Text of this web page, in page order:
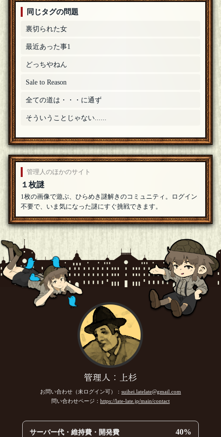
たいのです('ω')ノ 新規の参加者もこの質問数だとなかなか参加し
づらいですが、まとメモで要点がわかれば参加しやすくなるのです
～(^^)/
甘木[☆スタンプ絵師]
ううむ、難しいー。男の職業で他に候補あるかな(･_･;あと、
重要キャラが男側の関係者だけど男と面識がないというのも
なかなか気になるポイント。→ふむふむ、修正ですねー(/・ω・)/
[編
集済] [20年04月10日 14:17]
甘木[☆スタンプ絵師]
解くべき要素メモφ(..)【男の職業】〇要素：食に関する仕事→
男自身が料理を食べる、ひらがなで五文字 ×要素：料理評論
家、公務員、食材を提供する職業、犯罪者、料理人（シェフ）、自
営業、グルメレポーター、フードファイター、テレビ関係、漁師
[編
集済]
甘木[☆スタンプ絵師]
解くべき要素メモφ(..)【男とシェフ以外の重要キャラの存在】
〇要素：人間 ×要素：レストランの店長、男の家族、仕事仲
間、問題文の時点で亡くなっている、シェフの犯罪の被害者、料理
人、男の罪悪感の対象、医者、男の友人、複数、男かシェフと面識
がある、男側の関係者、漁師
ジャンプ [ｽｰﾌﾟﾊﾟｰﾄﾅｰ]
おぴっちみさん、よろしくお願いします！[20年04月09日
06:17]
おぴっちみ
参加させていただきます！
[20年04月09日 00:39]
ジャンプ[ｽｰﾌﾟﾊﾟｰﾄﾅｰ]
良質問を下記にまとめましたので、良かったら参考にしてく
ださい[20年04月08日 16:36] 1＋
甘木 [☆スタンプ絵師]
解くべき要素メモφ(..)＆判明内容追加……男とシェフ以外の重
要キャラの存在、男の職業、シェフの犯罪内容【食品偽
造】、以前は本物のウミガメのスープで今回は別のスープを出した
[編集済] [20年04月07日 20:50]
[ｽｰﾌﾟﾊﾟｰﾄﾅｰ]
きんれいさん、よろしくお願いします！
[20年04月06日 23:31]
ジャンプ [ｽｰﾌﾟﾊﾟｰﾄﾅｰ]
蓮さん、よろしくお願いします！[20年04月06日 23:27]
蓮
参加します！ [20年04月06日 19:49] 1＋
同じタグの問題
裏切られた女
最近あった事1
どっちやねん
Sale to Reason
全ての道は・・・に通ず
そういうことじゃない......
管理人のほかのサイト
１枚謎
1枚の画像で遊ぶ、ひらめき謎解きのコミュニティ。ログイン
不要で、いま気になった謎にすぐ挑戦できます。
管理人：上杉
お問い合わせ（未ログイン可）： suihei.latelate@gmail.com
問い合わせページ： https://late-late.jp/main/contact
サーバー代・維持費・開発費 40%